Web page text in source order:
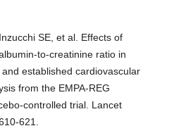
SE, et al. Effects of
to-creatinine ratio in
established cardiovascular
from the EMPA-REG
controlled trial. Lancet
621.